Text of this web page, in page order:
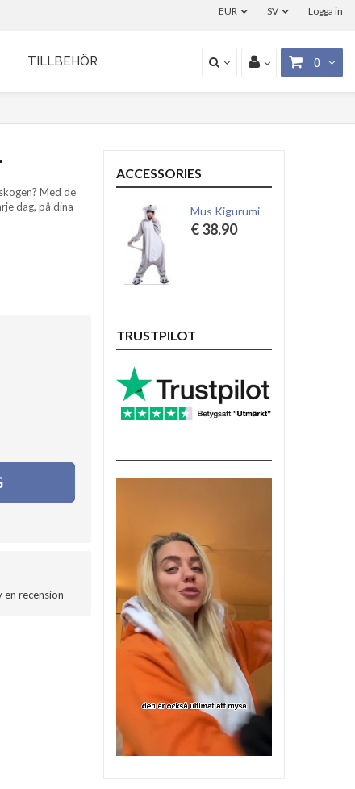
Logga in
SV
EUR
0
TILLBEHÖR
Med de
dag, på dina
en recension
ACCESSORIES
Mus Kigurumi
€ 38.90
TRUSTPILOT